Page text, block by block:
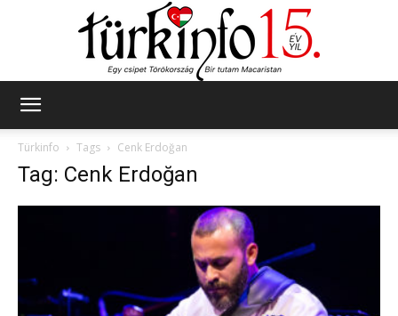
Türkinfo
Tags Cenk Erdoğan
Tag: Cenk Erdoğan